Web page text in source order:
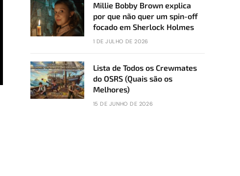
Millie Bobby Brown explica
por que não quer um spin-off
focado em Sherlock Holmes
1 DE JULHO DE 2026
Lista de Todos os Crewmates
do OSRS (Quais são os
Melhores)
15 DE JUNHO DE 2026